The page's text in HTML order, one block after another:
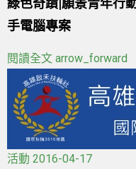
綠色奇蹟|願景青年行
手電腦專案
閱讀全文 arrow_forward
活動 2016-04-17